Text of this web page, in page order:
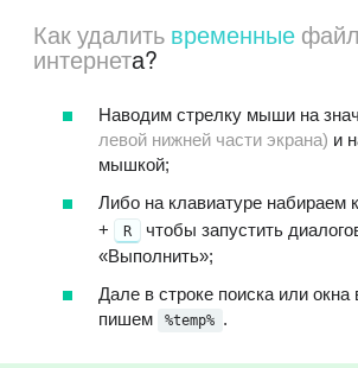
Как удалить временные
интернета?
Наводим стрелку мыши на
левой нижней части экрана) и
мышкой;
Либо на клавиатуре набираем
+
R
чтобы запустить
«Выполнить»;
Дале в строке поиска или окна
пишем
%temp% .